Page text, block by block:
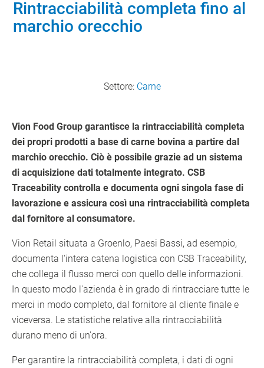
Rintracciabilità completa fino al
marchio orecchio
Settore: Carne
Vion Food Group garantisce la rintracciabilità completa
dei propri prodotti a base di carne bovina a partire dal
marchio orecchio. Ciò è possibile grazie ad un sistema
di acquisizione dati totalmente integrato. CSB
Traceability controlla e documenta ogni singola fase di
lavorazione e assicura così una rintracciabilità completa
dal fornitore al consumatore.
Vion Retail situata a Groenlo, Paesi Bassi, ad esempio,
documenta l'intera catena logistica con CSB Traceability,
che collega il flusso merci con quello delle informazioni.
In questo modo l'azienda è in grado di rintracciare tutte le
merci in modo completo, dal fornitore al cliente finale e
viceversa. Le statistiche relative alla rintracciabilità
durano meno di un'ora.
Per garantire la rintracciabilità completa, i dati di ogni